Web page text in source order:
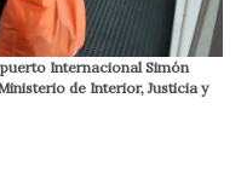
Internacional Simón
de Interior, Justicia y